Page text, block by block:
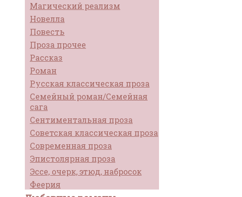
Магический реализм
Новелла
Повесть
Проза прочее
Рассказ
Роман
Русская классическая проза
Семейный роман/Семейная
сага
Сентиментальная проза
Советская классическая проза
Современная проза
Эпистолярная проза
Эссе, очерк, этюд, набросок
Феерия